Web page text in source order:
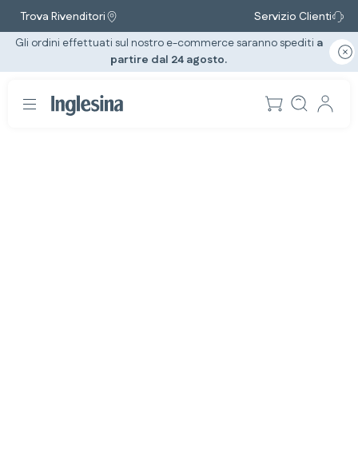
Trova Rivenditori
Servizio Clienti
Gli ordini effettuati sul nostro e-commerce saranno spediti a
partire dal 24 agosto.